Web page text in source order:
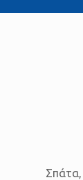
Σπάτα,